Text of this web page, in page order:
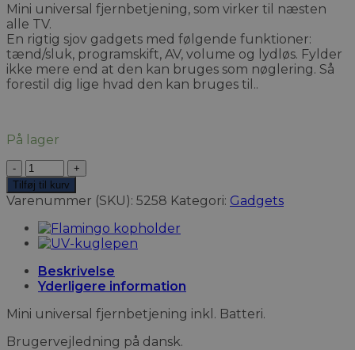
Mini universal fjernbetjening, som virker til næsten
alle TV.
En rigtig sjov gadgets med følgende funktioner:
tænd/sluk, programskift, AV, volume og lydløs. Fylder
ikke mere end at den kan bruges som nøglering. Så
forestil dig lige hvad den kan bruges til..
På lager
Mini
universal
fjernbetjening
Tilføj til kurv
Varenummer (SKU): 5258 Kategori: Gadgets
Beskrivelse
Yderligere information
Mini universal fjernbetjening inkl. Batteri.
Brugervejledning på dansk.